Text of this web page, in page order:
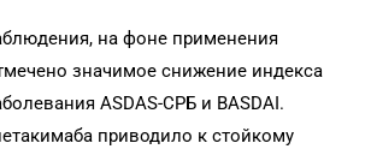
на фоне применения
значимое снижение индекса
ASDAS-СРБ и BASDAI.
приводило к стойкому